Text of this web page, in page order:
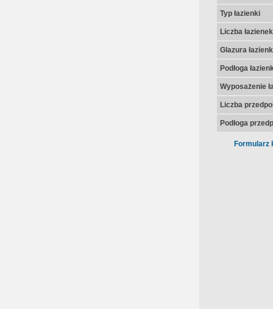
Typ łazienki
Liczba łazienek
Glazura
Podłoga
Wyposażenie
Liczba
Podłoga
Formularz